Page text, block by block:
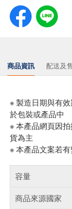
商品資訊 配送及
※ 製造日期與有
於包裝或產品中
※ 本產品網頁因
貨為主
※ 本產品文案若
容量
商品來源國家